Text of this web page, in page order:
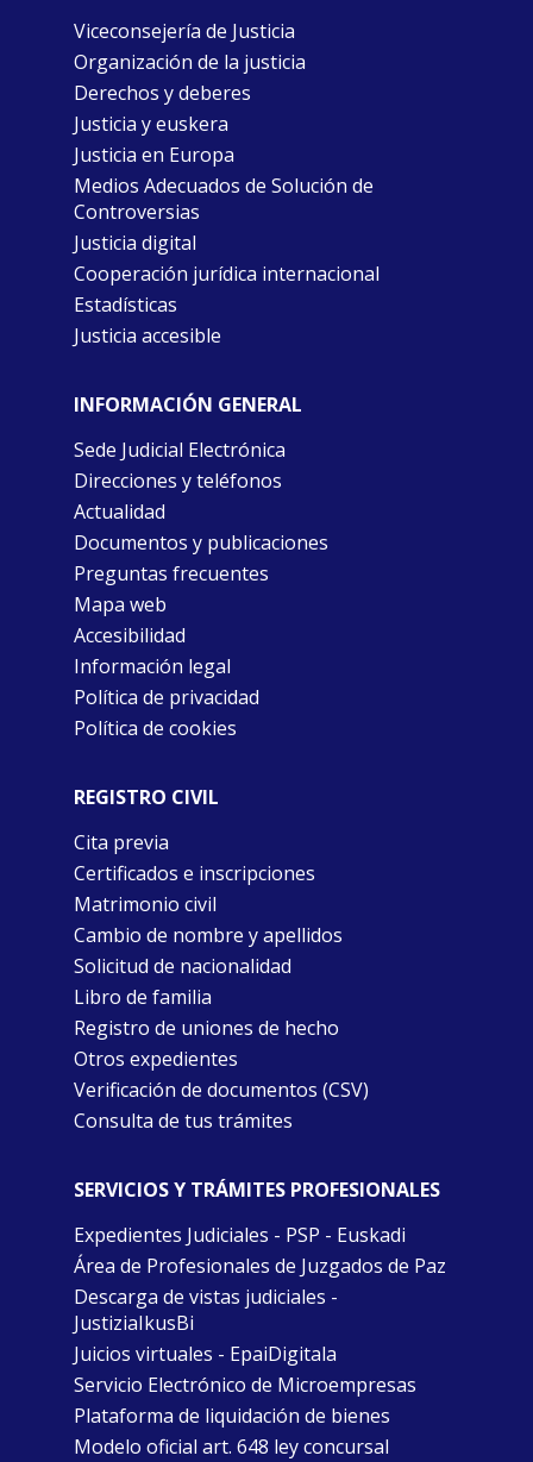
Viceconsejería de Justicia
Organización de la justicia
Derechos y deberes
Justicia y euskera
Justicia en Europa
Medios Adecuados de Solución de
Controversias
Justicia digital
Cooperación jurídica internacional
Estadísticas
Justicia accesible
INFORMACIÓN GENERAL
Sede Judicial Electrónica
Direcciones y teléfonos
Actualidad
Documentos y publicaciones
Preguntas frecuentes
Mapa web
Accesibilidad
Información legal
Política de privacidad
Política de cookies
REGISTRO CIVIL
Cita previa
Certificados e inscripciones
Matrimonio civil
Cambio de nombre y apellidos
Solicitud de nacionalidad
Libro de familia
Registro de uniones de hecho
Otros expedientes
Verificación de documentos (CSV)
Consulta de tus trámites
SERVICIOS Y TRÁMITES PROFESIONALES
Expedientes Judiciales - PSP - Euskadi
Área de Profesionales de Juzgados de Paz
Descarga de vistas judiciales -
JustiziaIkusBi
Juicios virtuales - EpaiDigitala
Servicio Electrónico de Microempresas
Plataforma de liquidación de bienes
Modelo oficial art. 648 ley concursal